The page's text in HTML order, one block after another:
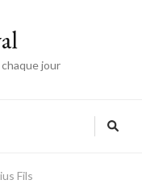
chaque jour
Fils